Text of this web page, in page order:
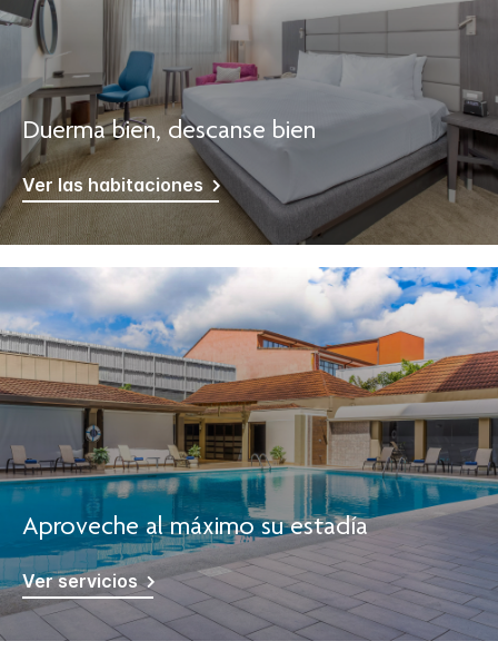
Duerma bien, descanse bien
Ver las habitaciones
Aproveche al máximo su estadía
Ver servicios